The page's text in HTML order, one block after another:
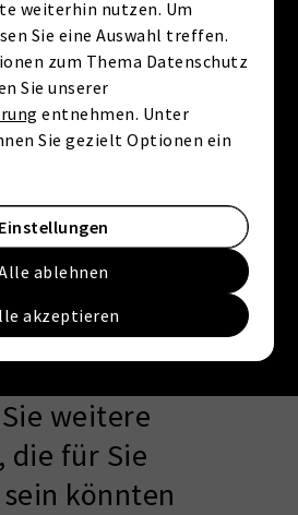
weitere
die für Sie
könnten
weiterhin nutzen. Um
Sie eine Auswahl treffen.
zum Thema Datenschutz
Sie unserer
entnehmen. Unter
Sie gezielt Optionen ein
Einstellungen
ablehnen
akzeptieren